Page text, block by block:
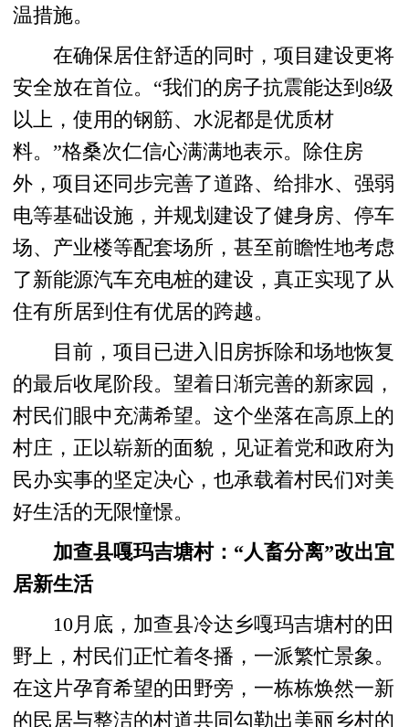
温措施。
在确保居住舒适的同时，项目建设更将
安全放在首位。“我们的房子抗震能达到8级
以上，使用的钢筋、水泥都是优质材
料。”格桑次仁信心满满地表示。除住房
外，项目还同步完善了道路、给排水、强弱
电等基础设施，并规划建设了健身房、停车
场、产业楼等配套场所，甚至前瞻性地考虑
了新能源汽车充电桩的建设，真正实现了从
住有所居到住有优居的跨越。
目前，项目已进入旧房拆除和场地恢复
的最后收尾阶段。望着日渐完善的新家园，
村民们眼中充满希望。这个坐落在高原上的
村庄，正以崭新的面貌，见证着党和政府为
民办实事的坚定决心，也承载着村民们对美
好生活的无限憧憬。
加查县嘎玛吉塘村：“人畜分离”改出宜
居新生活
10月底，加查县冷达乡嘎玛吉塘村的田
野上，村民们正忙着冬播，一派繁忙景象。
在这片孕育希望的田野旁，一栋栋焕然一新
的民居与整洁的村道共同勾勒出美丽乡村的